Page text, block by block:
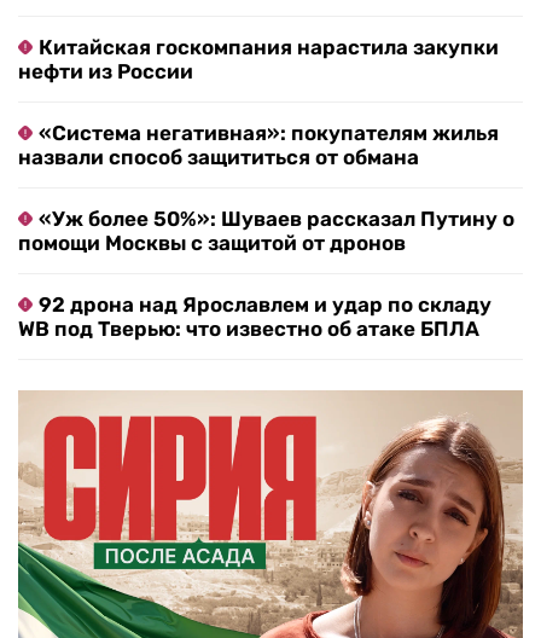
Китайская госкомпания нарастила закупки
нефти из России
«Система негативная»: покупателям жилья
назвали способ защититься от обмана
«Уж более 50%»: Шуваев рассказал Путину о
помощи Москвы с защитой от дронов
92 дрона над Ярославлем и удар по складу
WB под Тверью: что известно об атаке БПЛА